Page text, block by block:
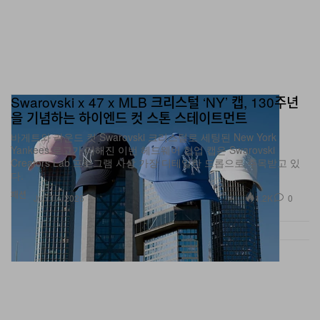
패션
Swarovski x 47 x MLB 크리스털 ‘NY’ 캡, 130주년
을 기념하는 하이엔드 컷 스톤 스테이트먼트
바게트와 라운드 컷 Swarovski 크리스털로 세팅된 New York
Yankees 로고가 더해진 이번 헤드웨어 협업 캡은 Swarovski
Creators Lab 프로그램 사상 가장 디테일한 드롭으로 주목받고 있
다.
Jun 17, 2026 1.2K 0